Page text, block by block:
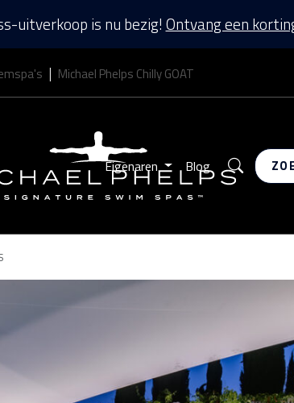
uitverkoop is nu bezig! Ontvang een
Michael Phelps Chilly GOAT
PRO
Eigenaren Blog Zoek op